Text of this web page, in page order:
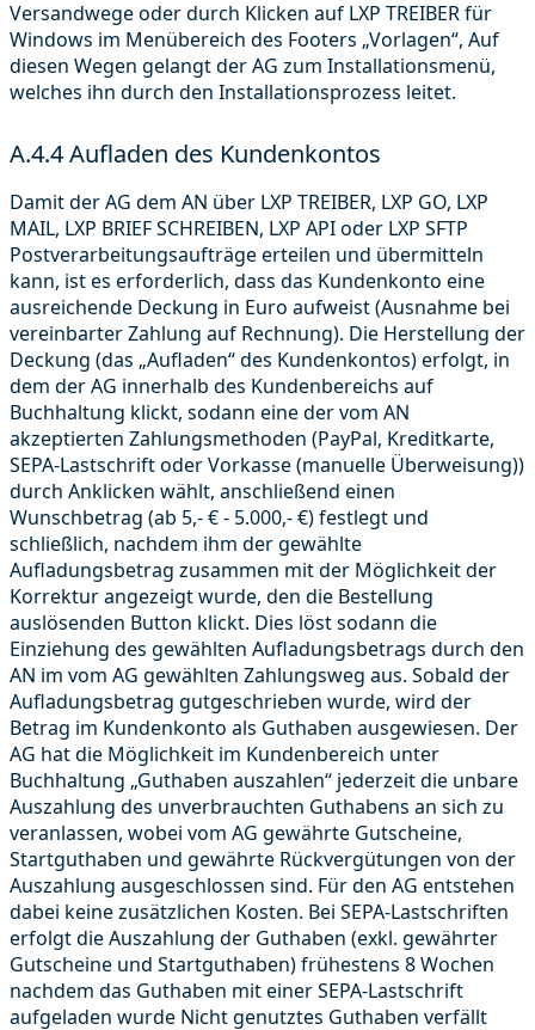
Versandwege oder durch Klicken auf LXP TREIBER für
Windows im Menübereich des Footers „Vorlagen“, Auf
diesen Wegen gelangt der AG zum Installationsmenü,
welches ihn durch den Installationsprozess leitet.
A.4.4 Aufladen des Kundenkontos
Damit der AG dem AN über LXP TREIBER, LXP GO, LXP
MAIL, LXP BRIEF SCHREIBEN, LXP API oder LXP SFTP
Postverarbeitungsaufträge erteilen und übermitteln
kann, ist es erforderlich, dass das Kundenkonto eine
ausreichende Deckung in Euro aufweist (Ausnahme bei
vereinbarter Zahlung auf Rechnung). Die Herstellung der
Deckung (das „Aufladen“ des Kundenkontos) erfolgt, in
dem der AG innerhalb des Kundenbereichs auf
Buchhaltung klickt, sodann eine der vom AN
akzeptierten Zahlungsmethoden (PayPal, Kreditkarte,
SEPA-Lastschrift oder Vorkasse (manuelle Überweisung))
durch Anklicken wählt, anschließend einen
Wunschbetrag (ab 5,- € - 5.000,- €) festlegt und
schließlich, nachdem ihm der gewählte
Aufladungsbetrag zusammen mit der Möglichkeit der
Korrektur angezeigt wurde, den die Bestellung
auslösenden Button klickt. Dies löst sodann die
Einziehung des gewählten Aufladungsbetrags durch den
AN im vom AG gewählten Zahlungsweg aus. Sobald der
Aufladungsbetrag gutgeschrieben wurde, wird der
Betrag im Kundenkonto als Guthaben ausgewiesen. Der
AG hat die Möglichkeit im Kundenbereich unter
Buchhaltung „Guthaben auszahlen“ jederzeit die unbare
Auszahlung des unverbrauchten Guthabens an sich zu
veranlassen, wobei vom AG gewährte Gutscheine,
Startguthaben und gewährte Rückvergütungen von der
Auszahlung ausgeschlossen sind. Für den AG entstehen
dabei keine zusätzlichen Kosten. Bei SEPA-Lastschriften
erfolgt die Auszahlung der Guthaben (exkl. gewährter
Gutscheine und Startguthaben) frühestens 8 Wochen
nachdem das Guthaben mit einer SEPA-Lastschrift
aufgeladen wurde Nicht genutztes Guthaben verfällt